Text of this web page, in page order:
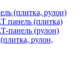
(плитка, рулон)
панель (плитка)
панель (рулон)
рулон,